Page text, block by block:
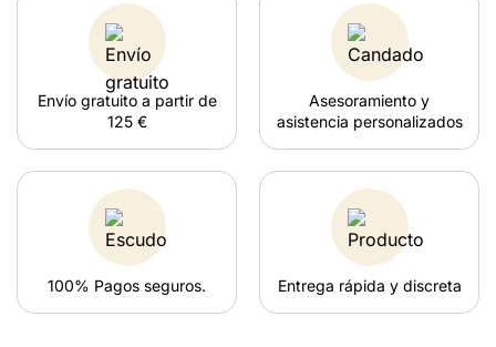
Envío gratuito a partir de
125 €
Asesoramiento y
asistencia personalizados
100% Pagos seguros. Entrega rápida y discreta